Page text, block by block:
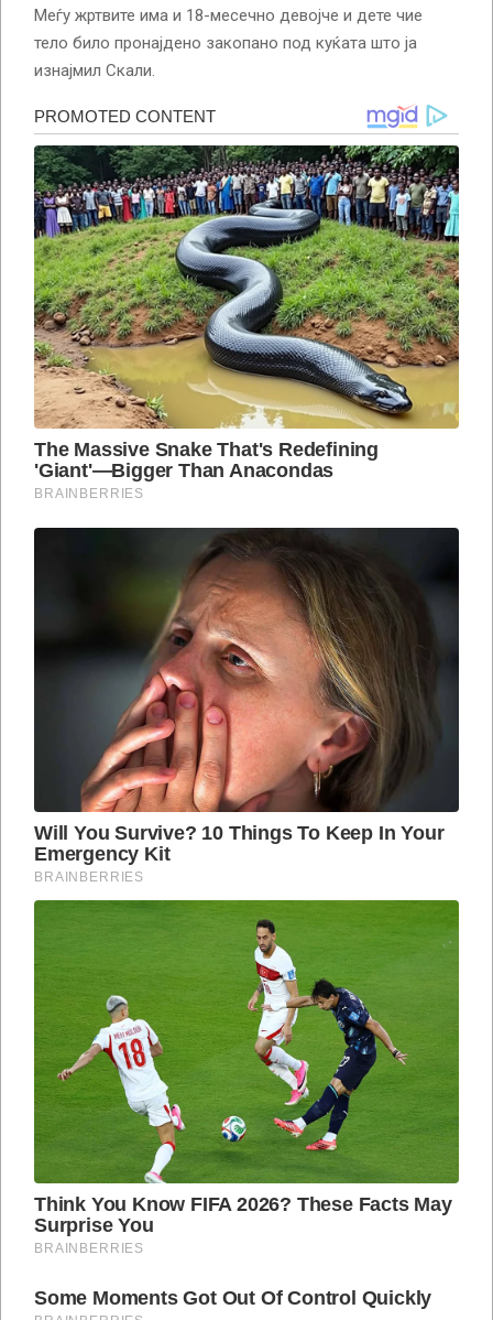
Меѓу жртвите има и 18-месечно девојче и дете чие
тело било пронајдено закопано под куќата што ја
изнајмил Скали.